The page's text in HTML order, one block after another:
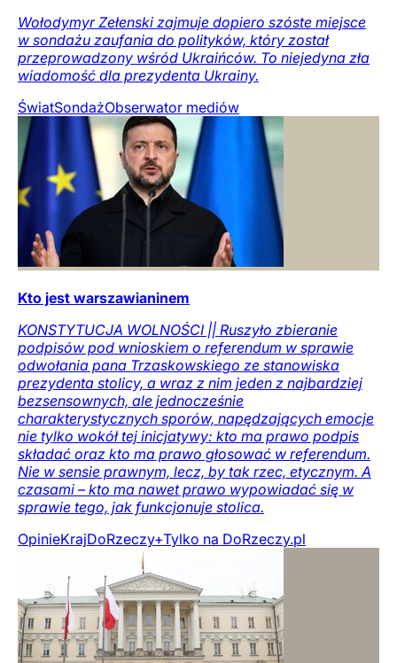
Wołodymyr Zełenski zajmuje dopiero szóste miejsce
w sondażu zaufania do polityków, który został
przeprowadzony wśród Ukraińców. To niejedyna zła
wiadomość dla prezydenta Ukrainy.
ŚwiatSondażObserwator mediów
Kto jest warszawianinem
KONSTYTUCJA WOLNOŚCI || Ruszyło zbieranie
podpisów pod wnioskiem o referendum w sprawie
odwołania pana Trzaskowskiego ze stanowiska
prezydenta stolicy, a wraz z nim jeden z najbardziej
bezsensownych, ale jednocześnie
charakterystycznych sporów, napędzających emocje
nie tylko wokół tej inicjatywy: kto ma prawo podpis
składać oraz kto ma prawo głosować w referendum.
Nie w sensie prawnym, lecz, by tak rzec, etycznym. A
czasami – kto ma nawet prawo wypowiadać się w
sprawie tego, jak funkcjonuje stolica.
OpinieKrajDoRzeczy+Tylko na DoRzeczy.pl